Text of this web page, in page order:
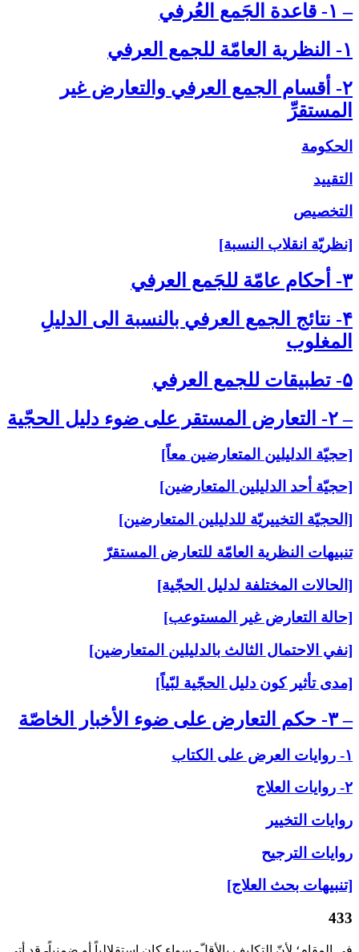
– ۱- قاعدة الجَمع العُرفي‏
۱- النظرية العامّة للجمع العرفي‏
۲- أقسام الجمع العرفي والتعارض غير
المستقرِّ
الحكومة
التقييد
التخصيص
[نظريّة انقلاب النسبة]
۳- أحكام عامّة للجَمع العرفي‏
۴- نتائج الجمع العرفي بالنسبة الى‏ الدليلِ
المغلوب‏
۵- تطبيقات للجمع العرفي‏
– ۲- التعارض المستقر على‏ ضوء دليل الحجّية
[حجيّة الدليلين المتعارضين معاً]
[حجيّة أحد الدليلين المتعارضين]
[الحجيّة التخييريّة للدليلين المتعارضين]
تنبيهات النظرية العامّة للتعارض المستقرّ
[الحالات المختلفة لدليل الحجّية]
[حالة التعارض غير المستوعب]
[نفي الاحتمال الثالث بالدليلين المتعارضين]
[مدى تأثير كون دليل الحجّية لبّياً]
– ۳- حكم التعارض على‏ ضوء الأخبار الخاصّة
۱- روايات العرض على‏ الكتاب
۲- روايات العلاج‏
روايات التخيير
روايات الترجيح
[تنبيهات بحث العلاج]
433